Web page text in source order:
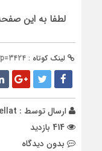
لطفا به این
لینک کوتاه :
ارسال توسط :
بدون دیدگاه